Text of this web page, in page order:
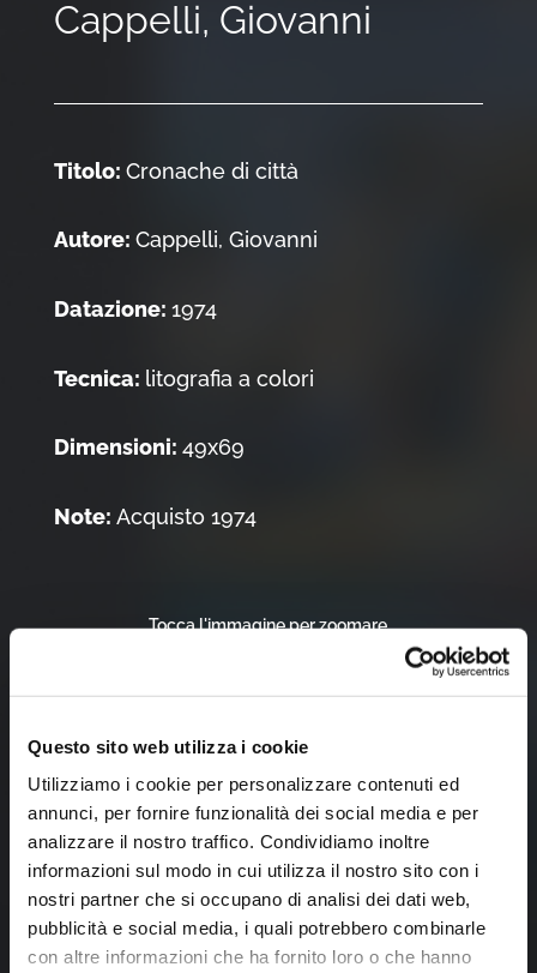
Questo sito web utilizza i cookie
Utilizziamo i cookie per personalizzare contenuti ed
annunci, per fornire funzionalità dei social media e per
analizzare il nostro traffico. Condividiamo inoltre
informazioni sul modo in cui utilizza il nostro sito con i
nostri partner che si occupano di analisi dei dati web,
pubblicità e social media, i quali potrebbero combinarle
con altre informazioni che ha fornito loro o che hanno
Cappelli, Giovanni
Titolo: Cronache di città
Autore: Cappelli, Giovanni
Datazione: 1974
Tecnica: litografia a colori
Dimensioni: 49x69
Note: Acquisto 1974
Tocca l'immagine per zoomare